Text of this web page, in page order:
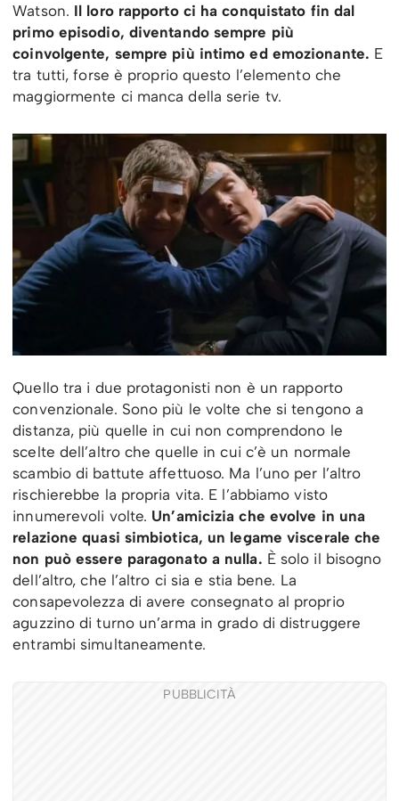
Watson. Il loro rapporto ci ha conquistato fin dal
primo episodio, diventando sempre più
coinvolgente, sempre più intimo ed emozionante. E
tra tutti, forse è proprio questo l’elemento che
maggiormente ci manca della serie tv.
Quello tra i due protagonisti non è un rapporto
convenzionale. Sono più le volte che si tengono a
distanza, più quelle in cui non comprendono le
scelte dell’altro che quelle in cui c’è un normale
scambio di battute affettuoso. Ma l’uno per l’altro
rischierebbe la propria vita. E l’abbiamo visto
innumerevoli volte. Un’amicizia che evolve in una
relazione quasi simbiotica, un legame viscerale che
non può essere paragonato a nulla. È solo il bisogno
dell’altro, che l’altro ci sia e stia bene. La
consapevolezza di avere consegnato al proprio
aguzzino di turno un’arma in grado di distruggere
entrambi simultaneamente.
PUBBLICITÀ